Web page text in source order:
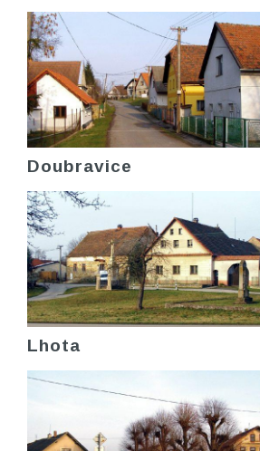
Doubravice
Lhota